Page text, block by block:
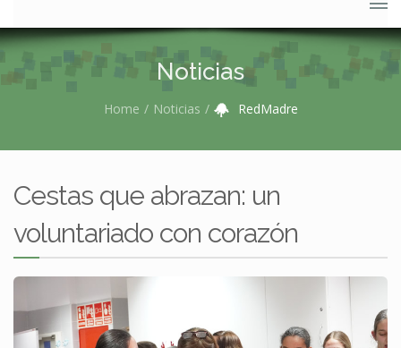
Noticias
Home Noticias RedMadre
Cestas que abrazan: un
voluntariado con corazón